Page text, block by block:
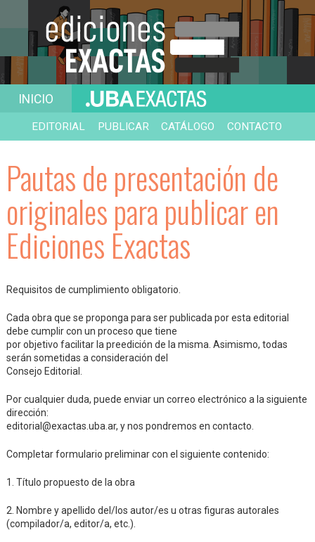
INICIO
EDITORIAL PUBLICAR CATÁLOGO CONTACTO
Pautas de presentación de
originales para publicar en
Ediciones Exactas
Requisitos de cumplimiento obligatorio.
Cada obra que se proponga para ser publicada por esta editorial
debe cumplir con un proceso que tiene
por objetivo facilitar la preedición de la misma. Asimismo, todas
serán sometidas a consideración del
Consejo Editorial.
Por cualquier duda, puede enviar un correo electrónico a la siguiente
dirección:
editorial@exactas.uba.ar, y nos pondremos en contacto.
Completar formulario preliminar con el siguiente contenido:
1. Título propuesto de la obra
2. Nombre y apellido del/los autor/es u otras figuras autorales
(compilador/a, editor/a, etc.).